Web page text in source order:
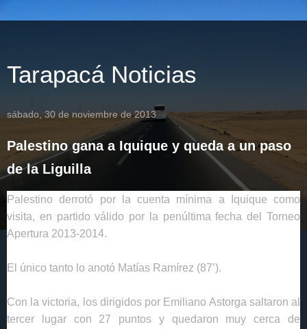
Tarapacá Noticias
sábado, 30 de noviembre de 2013
Palestino gana a Iquique y queda a un paso
de la Liguilla
Palestino derrotó por la cuenta mínima a Iquique como
visita, en partido válido por la penúltima fecha del Torneo
Apertura 2013-2014.
El único tanto lo anotó Matías Ramírez (87’).
Con la victoria, los dirigidos por Emiliano Astorga saltaron al
tercer lugar con 27 puntos y quedaron muy cerca de